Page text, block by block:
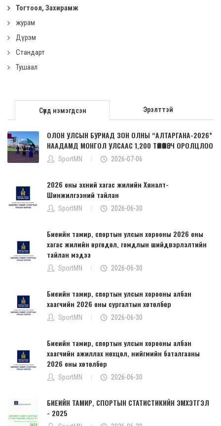
Тогтоол, Захирамж
журам
Дүрэм
Стандарт
Тушаал
Сүүлд нэмэгдсэн Эрэлттэй
ОЛОН УЛСЫН БУРИАД ЗОН ОЛНЫ “АЛТАРГАНА-2026”
НААДАМД МОНГОЛ УЛСААС 1,200 ТӨЛӨӨЛӨГЧ ОРОЛЦЛОО
SportMN 2026-07-06
2026 оны эхний хагас жилийн Хяналт-
Шинжилгээний тайлан
SportMN 2026-06-30
Биеийн тамир, спортын улсын хорооны 2026 оны
хагас жилийн өргөдөл, гомдлын шийдвэрлэлтийн
тайлан мэдээ
SportMN 2026-06-30
Биеийн тамир, спортын улсын хорооны албан
хаагчийн 2026 оны сургалтын хөтөлбөр
SportMN 2026-06-30
Биеийн тамир, спортын улсын хорооны албан
хаагчийн ажиллах нөхцөл, нийгмийн баталгааны
2026 оны хөтөлбөр
SportMN 2026-06-30
БИЕИЙН ТАМИР, СПОРТЫН СТАТИСТИКИЙН ЭМХЭТГЭЛ
- 2025